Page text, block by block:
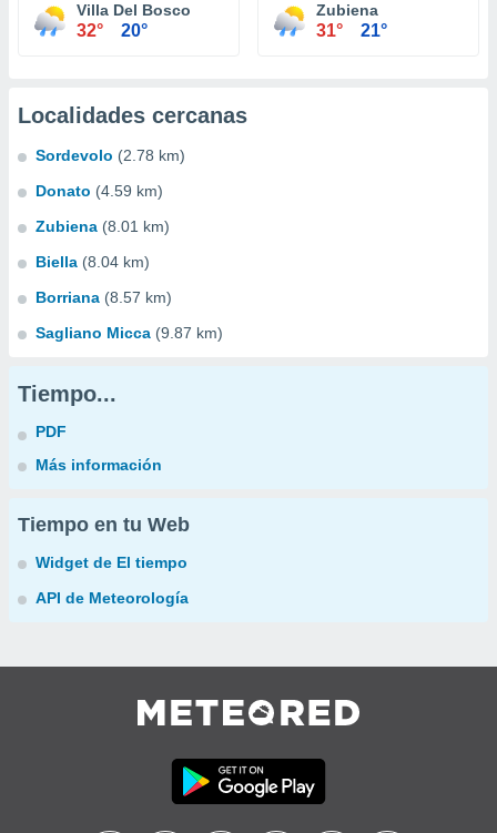
Villa Del Bosco
32° 20°
Zubiena
31° 21°
Localidades cercanas
Sordevolo (2.78 km)
Donato (4.59 km)
Zubiena (8.01 km)
Biella (8.04 km)
Borriana (8.57 km)
Sagliano Micca (9.87 km)
Tiempo...
PDF
Más información
Tiempo en tu Web
Widget de El tiempo
API de Meteorología